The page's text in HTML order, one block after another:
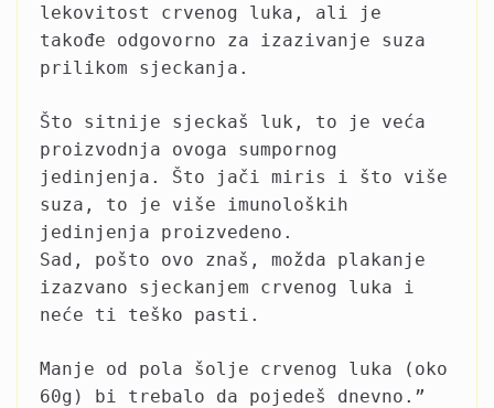
lekovitost crvenog luka, ali je
takođe odgovorno za izazivanje suza
prilikom sjeckanja.
Što sitnije sjeckaš luk, to je veća
proizvodnja ovoga sumpornog
jedinjenja. Što jači miris i što više
suza, to je više imunoloških
jedinjenja proizvedeno.
Sad, pošto ovo znaš, možda plakanje
izazvano sjeckanjem crvenog luka i
neće ti teško pasti.
Manje od pola šolje crvenog luka (oko
60g) bi trebalo da pojedeš dnevno.”